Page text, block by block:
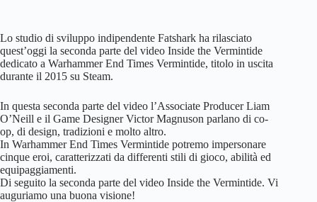
Lo studio di sviluppo indipendente Fatshark ha rilasciato
quest’oggi la seconda parte del video Inside the Vermintide
dedicato a Warhammer End Times Vermintide, titolo in uscita
durante il 2015 su Steam.
In questa seconda parte del video l’Associate Producer Liam
O’Neill e il Game Designer Victor Magnuson parlano di co-
op, di design, tradizioni e molto altro.
In Warhammer End Times Vermintide potremo impersonare
cinque eroi, caratterizzati da differenti stili di gioco, abilità ed
equipaggiamenti.
Di seguito la seconda parte del video Inside the Vermintide. Vi
auguriamo una buona visione!